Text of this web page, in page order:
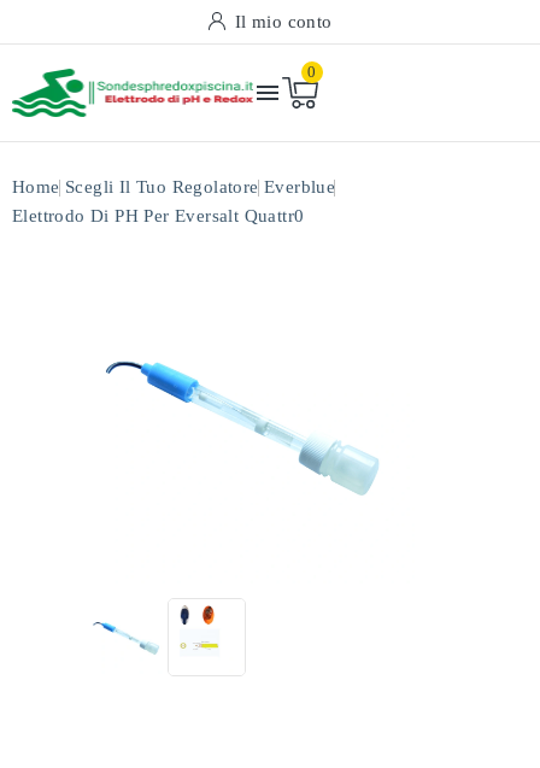
Il mio conto

0
Home Scegli Il Tuo Regolatore Everblue
Elettrodo Di PH Per Eversalt Quattr0